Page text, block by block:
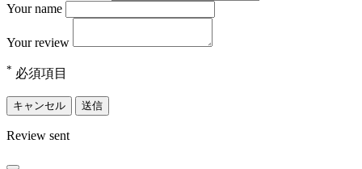
Your name
Your review
* 必須項目
キャンセル 送信
Review sent